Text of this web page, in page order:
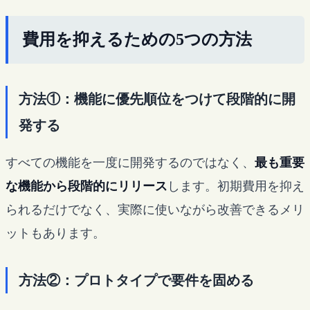
費用を抑えるための5つの方法
方法①：機能に優先順位をつけて段階的に開
発する
すべての機能を一度に開発するのではなく、 最も重要
な機能から段階的にリリース します。初期費用を抑え
られるだけでなく、実際に使いながら改善できるメリ
ットもあります。
方法②：プロトタイプで要件を固める